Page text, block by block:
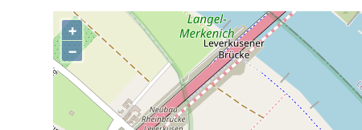
+
−
,